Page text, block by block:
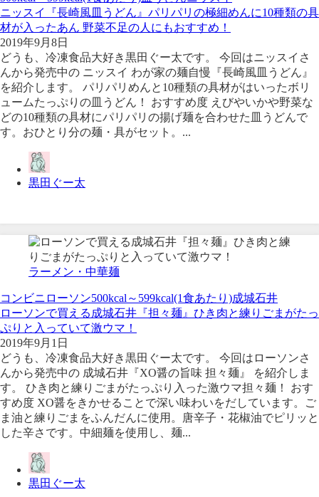
ニッスイ『長崎風皿うどん』パリパリの極細めんに10種類の具
材が入ったあん 野菜不足の人にもおすすめ！
2019年9月8日
どうも、冷凍食品大好き黒田ぐー太です。 今回はニッスイさ
んから発売中の ニッスイ わが家の麺自慢『長崎風皿うどん』
を紹介します。 パリパリめんと10種類の具材がはいったボリ
ュームたっぷりの皿うどん！ おすすめ度 えびやいかや野菜な
どの10種類の具材にパリパリの揚げ麺を合わせた皿うどんで
す。おひとり分の麺・具がセット。...
黒田ぐー太
ラーメン・中華麺
コンビニ ローソン500kcal～599kcal(1食あたり)成城石井
ローソンで買える成城石井『担々麺』ひき肉と練りごまがたっ
ぷりと入っていて激ウマ！
2019年9月1日
どうも、冷凍食品大好き黒田ぐー太です。 今回はローソンさ
んから発売中の 成城石井『XO醤の旨味 担々麺』 を紹介しま
す。 ひき肉と練りごまがたっぷり入った激ウマ担々麺！ おす
すめ度 XO醤をきかせることで深い味わいをだしています。ご
ま油と練りごまをふんだんに使用。唐辛子・花椒油でピリッと
した辛さです。中細麺を使用し、麺...
黒田ぐー太